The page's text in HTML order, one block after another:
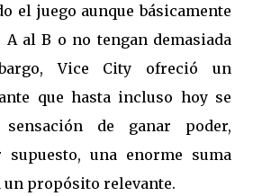
el juego aunque básicamente
al B o no tengan demasiada
Vice City ofreció un
que hasta incluso hoy se
de ganar poder,
una enorme suma
un propósito relevante.